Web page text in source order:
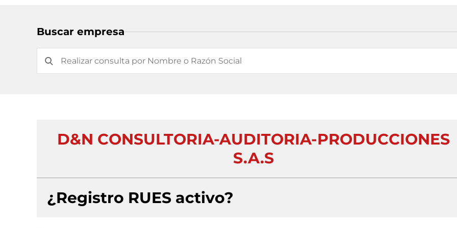
Buscar empresa
D&N CONSULTORIA-AUDITORIA-PRODUCCIONES
S.A.S
¿Registro RUES activo?